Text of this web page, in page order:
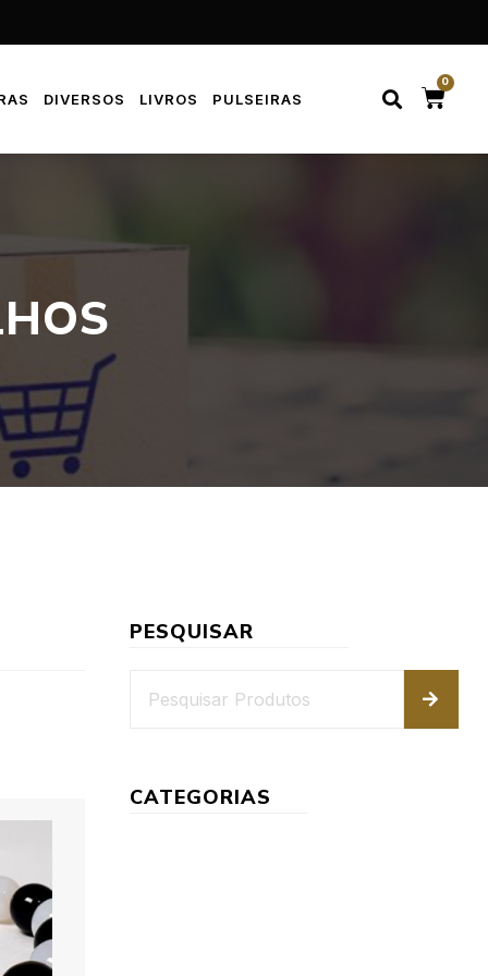
DIVERSOS LIVROS PULSEIRAS
0
PESQUISAR
CATEGORIAS